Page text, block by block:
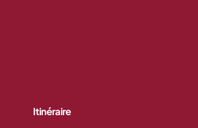
Itinéraire